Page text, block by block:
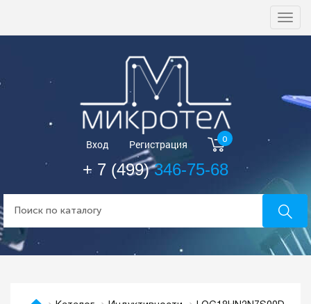
Вход Регистрация 0
+ 7 (499)346-75-68